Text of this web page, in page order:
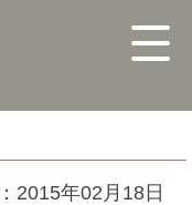
2015年02月18日